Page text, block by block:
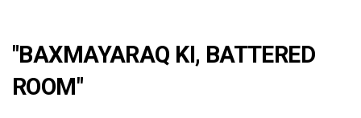
"BAXMAYARAQ KI, BATTERED
ROOM"